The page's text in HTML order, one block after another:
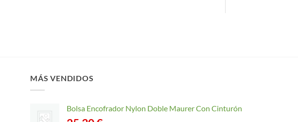
MÁS VENDIDOS
Bolsa Encofrador Nylon Doble Maurer Con Cinturón